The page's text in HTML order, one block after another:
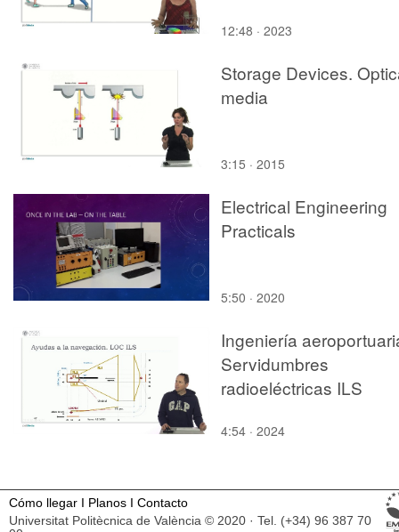
12:48 · 2023
Storage Devices.
media
3:15 · 2015
Electrical Engineering
Practicals
5:50 · 2020
Ingeniería
Servidumbres
radioeléctricas ILS
4:54 · 2024
Cómo llegar I Planos I Contacto
Universitat Politècnica de València © 2020 · Tel. (+34) 96 387 70